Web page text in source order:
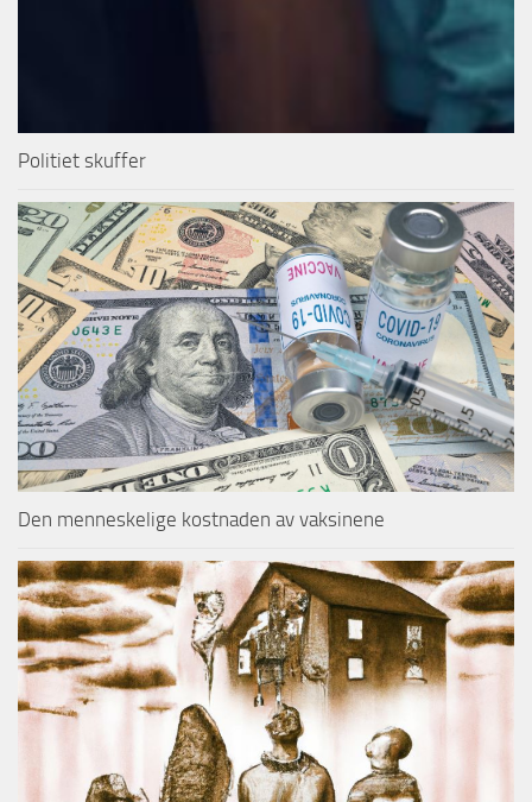
Politiet skuffer
Den menneskelige kostnaden av vaksinene